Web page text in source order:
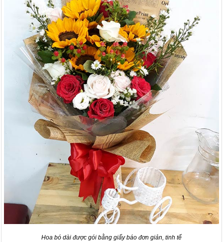
Hoa bó dài được gói bằng giấy báo đơn giản, tinh tế